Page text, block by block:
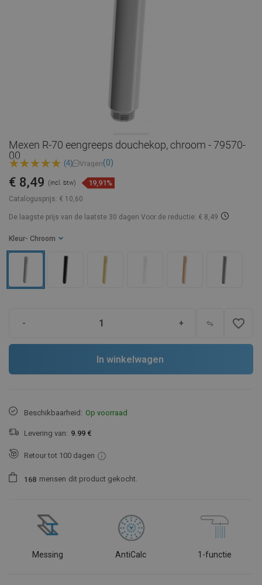
Mexen R-70 eengreeps douchekop, chroom - 79570-
00
(4) Vragen(0)
Catalogusprijs: € 10,60
€ 8,49 (incl. btw) 19,91%
De laagste prijs van de laatste 30 dagen Voor de reductie: € 8,49
Kleur - Chroom
- + favorite_border
In winkelwagen
Beschikbaarheid: Op voorraad
Levering van: 9.99 €
Retour tot 100 dagen
1 68 mensen dit product gekocht.
Messing AntiCalc 1-functie